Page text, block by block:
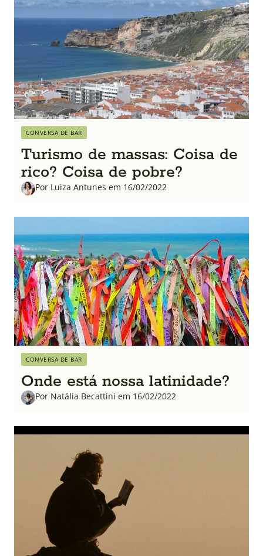
CONVERSA DE BAR
Turismo de massas: Coisa de
rico? Coisa de pobre?
Por Luiza Antunes em 16/02/2022
CONVERSA DE BAR
Onde está nossa latinidade?
Por Natália Becattini em 16/02/2022